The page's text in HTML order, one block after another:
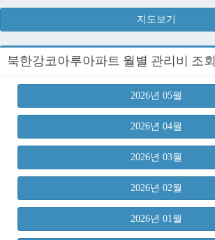
지도보기
북한강코아루아파트 월별 관리비 조
2026년 05월
2026년 04월
2026년 03월
2026년 02월
2026년 01월